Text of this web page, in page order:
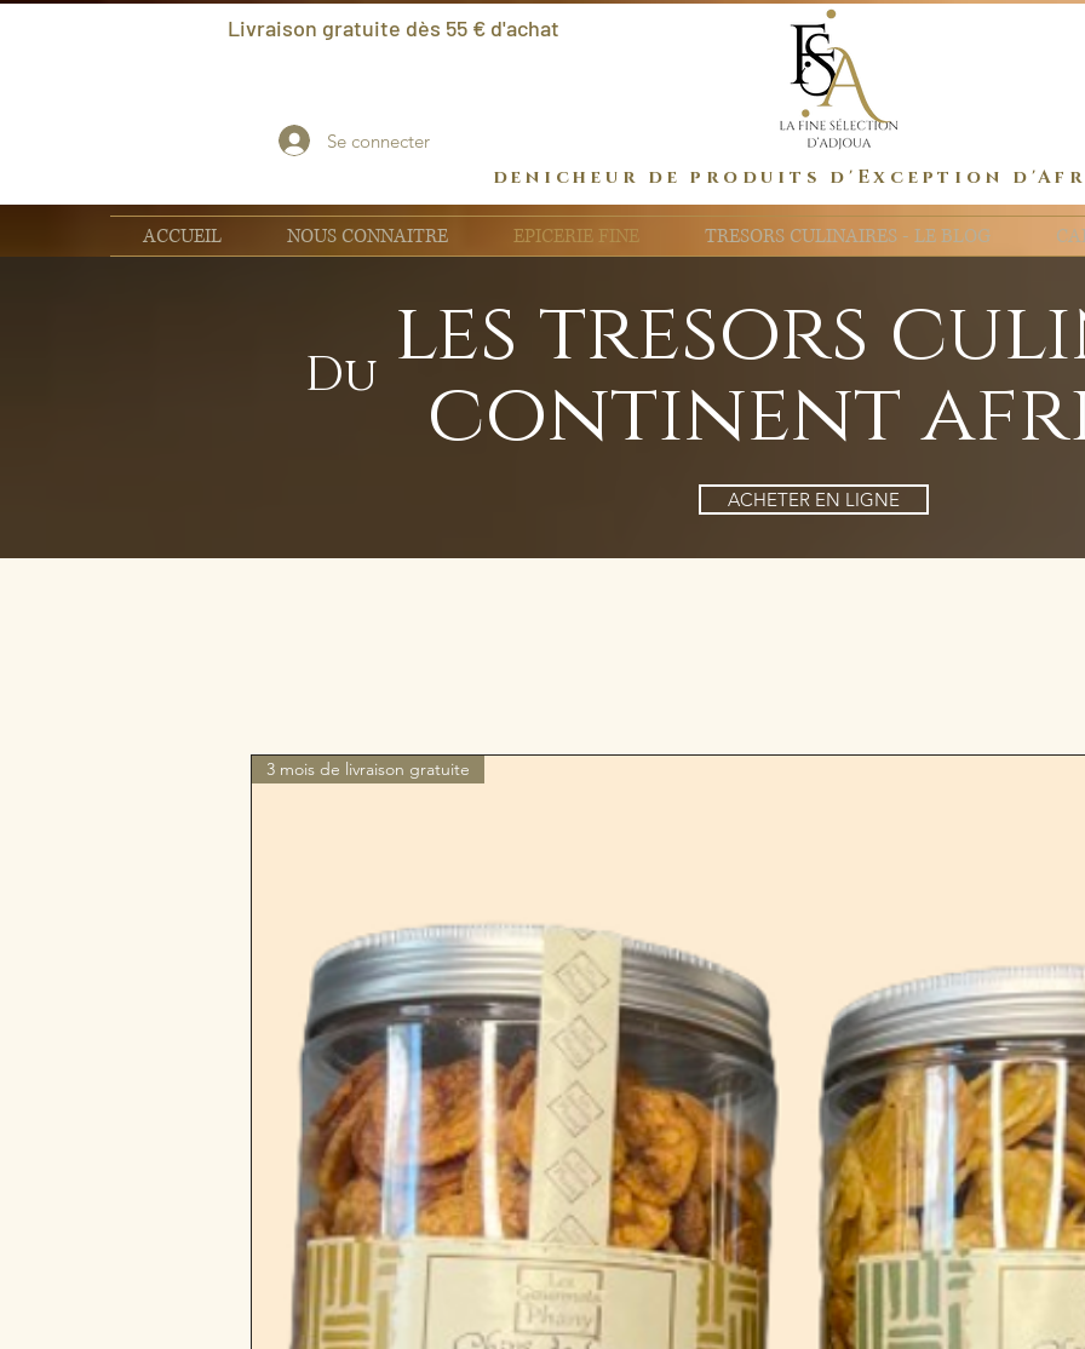
Livraison gratuite dès 55 € d'achat
Se connecter
denicheur de produits d'Exception
ACCUEIL NOUS CONNAITRE EPICERIE FINE TRESORS CULINAIRES - LE BLOG
Du les tresors
continent
ACHETER EN LIGNE
3 mois de livraison gratuite